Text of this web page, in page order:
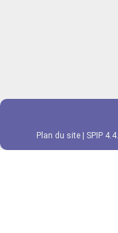
Plan du site SPIP